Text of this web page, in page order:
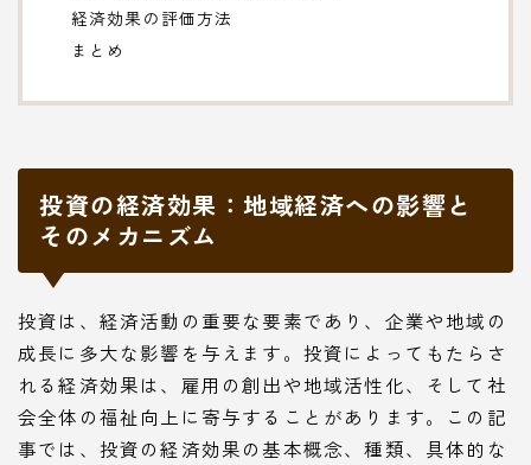
経済効果の評価方法
まとめ
投資の経済効果：地域経済への影響と
そのメカニズム
投資は、経済活動の重要な要素であり、企業や地域の
成長に多大な影響を与えます。投資によってもたらさ
れる経済効果は、雇用の創出や地域活性化、そして社
会全体の福祉向上に寄与することがあります。この記
事では、投資の経済効果の基本概念、種類、具体的な